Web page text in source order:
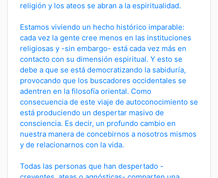
religión y los ateos se abran a la espiritualidad.
Estamos viviendo un hecho histórico imparable:
cada vez la gente cree menos en las instituciones
religiosas y -sin embargo- está cada vez más en
contacto con su dimensión espiritual. Y esto se
debe a que se está democratizando la sabiduría,
provocando que los buscadores occidentales se
adentren en la filosofía oriental. Como
consecuencia de este viaje de autoconocimiento se
está produciendo un despertar masivo de
consciencia. Es decir, un profundo cambio en
nuestra manera de concebirnos a nosotros mismos
y de relacionarnos con la vida.
Todas las personas que han despertado -